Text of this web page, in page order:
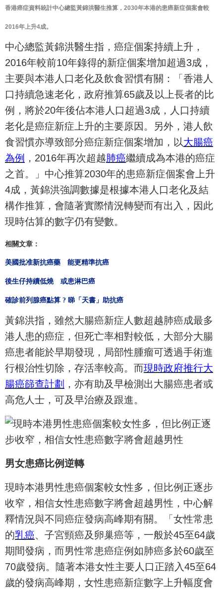
香港癌症資料統計中心總監黃錦洪醫生推算，2030年本港的患癌新症個案會較
2016年上升4成。
中心總監黃錦洪醫生指，癌症個案持續上升，
2016年較前10年錄得的新症個案增加超過3成，
主要與本港人口老化及飲食習慣有關：「香港人
口持續急速老化， 政府推算65歲及以上長者的比
例，將於20年後佔本港人口超過3成，人口持續
老化是癌症新症上升的主要原因。另外， 港人飲
食習慣亦導致部分癌症新症個案增加，以大腸癌
為例 ，2016年再次超越肺癌繼續成為本港的癌症
之首。」中心推算2030年的患癌新症個案會上升
4成， 黃錦洪強調數據是根據本港人口老化及結
構作推算， 會隨著實際情況轉變而有出入，因此
現時估算的數字仍有變數。
相關文章：
美國批准新抗癌藥 能更精準抗癌
後生仔持續低燒 或患淋巴癌
確診前列腺癌點算 ? 睇「天書」助抗癌
黃錦洪指，雖然大腸癌新症人數超越肺癌成最多
港人患的癌症， 但死亡率相對較低，大部分大腸
癌患者能於早期發現， 局部性腫瘤可透過手術進
行根治性切除，存活率較高。 而現時政府推行大
腸癌篩查計劃 ， 亦有助及早檢測出大腸癌患者或
高危人士，可及早治療及跟進。
男女患癌比例逆轉
現時本港男性患癌個案較女性多，但比例正逐步
收窄， 相信女性患癌數字將會超越男性， 中心解
釋情況與不同癌症發病高峰期有關。「女性常患
的乳癌、 子宮頸癌及卵巢癌等，一般於45至64歲
期間發病， 而男性常患癌症例如肺癌多於60歲至
70歲發病。 隨著本港女性主要人口正踏入45至64
歲的發病高峰期， 女性患癌新症數字上升幅度會